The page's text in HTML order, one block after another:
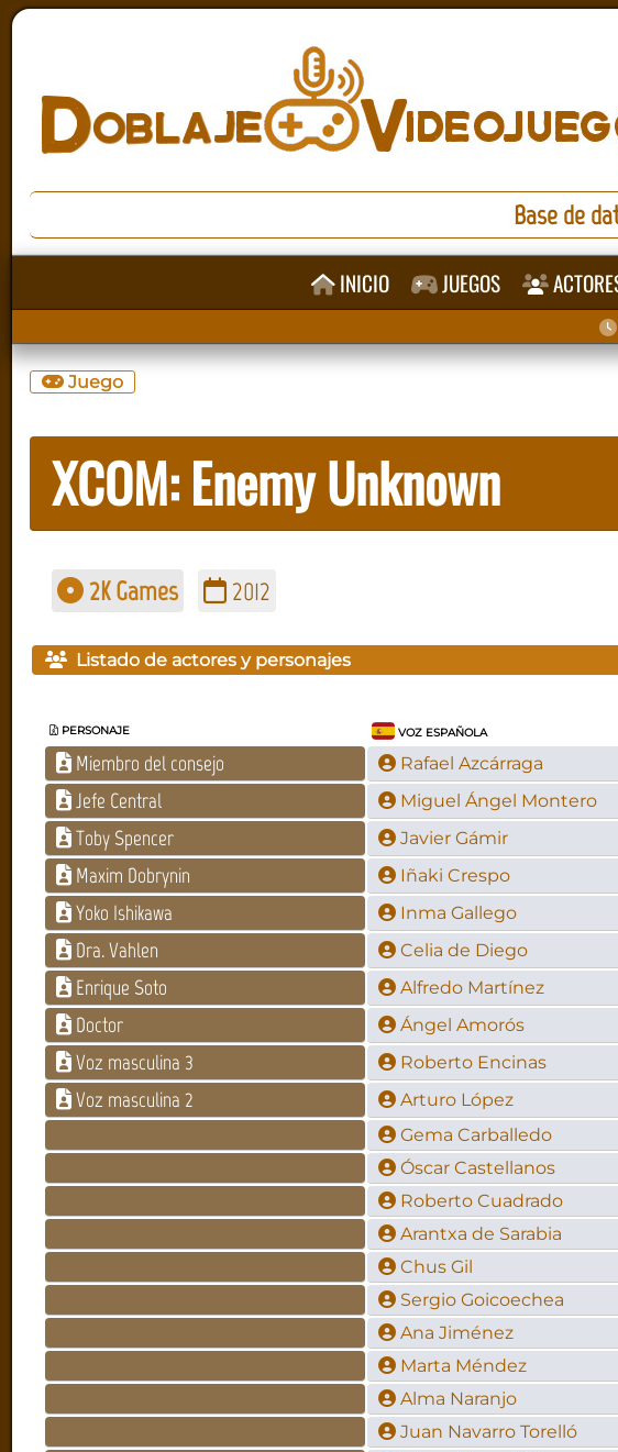
Base de
INICIO JUEGOS
Juego
XCOM: Enemy Unknown
2K Games 2012
Listado de actores y personajes
PERSONAJE VOZ ESPAÑOLA
Miembro del consejo Rafael Azcárraga
Jefe Central Miguel Ángel Montero
Toby Spencer Javier Gámir
Maxim Dobrynin Iñaki Crespo
Yoko Ishikawa Inma Gallego
Dra. Vahlen Celia de Diego
Enrique Soto Alfredo Martínez
Doctor Ángel Amorós
Voz masculina 3 Roberto Encinas
Voz masculina 2
Arturo López
Gema Carballedo
Óscar Castellanos
Roberto Cuadrado
Arantxa de Sarabia
Chus Gil
Sergio Goicoechea
Ana Jiménez
Marta Méndez
Alma Naranjo
Juan Navarro Torelló